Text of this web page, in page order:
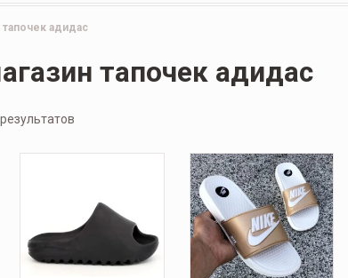
тапочек адидас
тапочек адидас